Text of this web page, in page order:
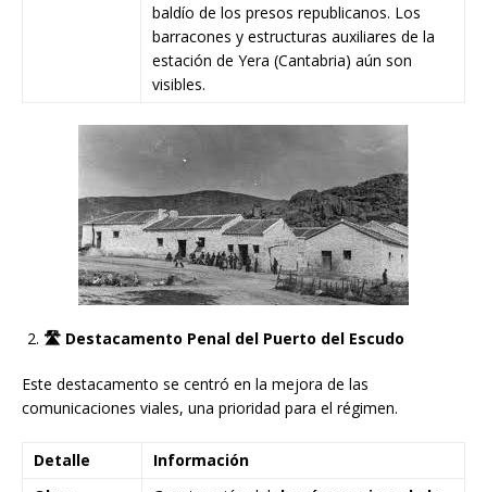
baldío de los presos republicanos. Los
barracones y estructuras auxiliares de la
estación de Yera (Cantabria) aún son
visibles.
🛣️ Destacamento Penal del Puerto del Escudo
Este destacamento se centró en la mejora de las
comunicaciones viales, una prioridad para el régimen.
Detalle
Información